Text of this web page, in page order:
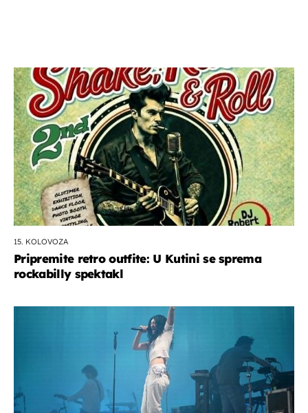
15. KOLOVOZA
Pripremite retro outfite: U Kutini se sprema
rockabilly spektakl